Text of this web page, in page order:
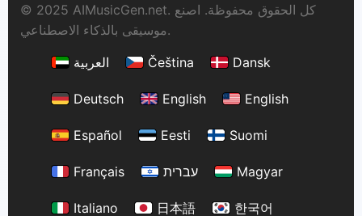
© 2025 AIMusicGen.net. كل الحقوق محفوظة. اصنع
موسيقى بالذكاء الاصطناعي.
العربية
Čeština Dansk
Deutsch English English
Español Eesti Suomi
Français עברית Magyar
Italiano 日本語 한국어